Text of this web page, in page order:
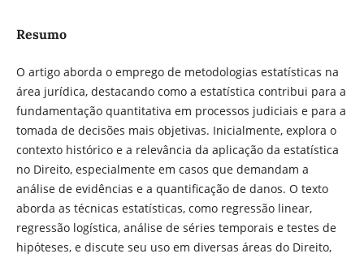
Resumo
O artigo aborda o emprego de metodologias estatísticas na
área jurídica, destacando como a estatística contribui para a
fundamentação quantitativa em processos judiciais e para a
tomada de decisões mais objetivas. Inicialmente, explora o
contexto histórico e a relevância da aplicação da estatística
no Direito, especialmente em casos que demandam a
análise de evidências e a quantificação de danos. O texto
aborda as técnicas estatísticas, como regressão linear,
regressão logística, análise de séries temporais e testes de
hipóteses, e discute seu uso em diversas áreas do Direito,